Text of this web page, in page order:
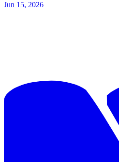
Jun 15, 2026